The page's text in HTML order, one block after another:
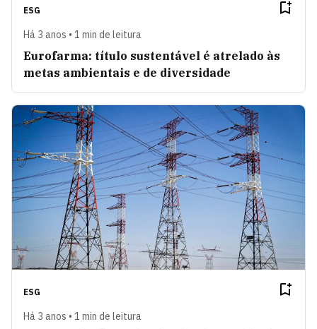
ESG
Há 3 anos • 1 min de leitura
Eurofarma: título sustentável é atrelado às
metas ambientais e de diversidade
ESG
Há 3 anos • 1 min de leitura